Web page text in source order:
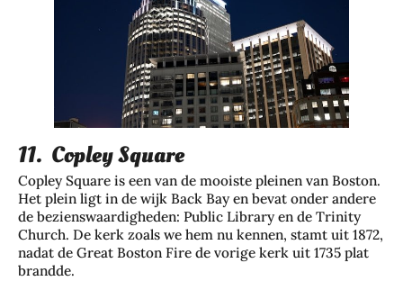
11. Copley Square
Copley Square is een van de mooiste pleinen van Boston.
Het plein ligt in de wijk Back Bay en bevat onder andere
de bezienswaardigheden: Public Library en de Trinity
Church. De kerk zoals we hem nu kennen, stamt uit 1872,
nadat de Great Boston Fire de vorige kerk uit 1735 plat
brandde.